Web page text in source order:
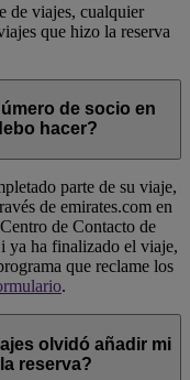
de viajes, cualquier
que hizo la reserva
de socio en
hacer?
parte de su viaje,
de emirates.com en
de Contacto de
ya ha finalizado el viaje,
que reclame los
.
olvidó añadir mi
reserva?